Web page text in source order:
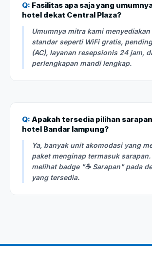
Q: Fasilitas apa saja yang
hotel dekat Central Plaza?
Umumnya mitra kami
standar seperti WiFi gratis,
(AC), layanan resepsionis 24 jam,
perlengkapan mandi lengkap.
Q: Apakah tersedia pilihan
hotel Bandar lampung?
Ya, banyak unit akomodasi yang
paket menginap termasuk
melihat badge "☕ Sarapan" pada
yang tersedia.